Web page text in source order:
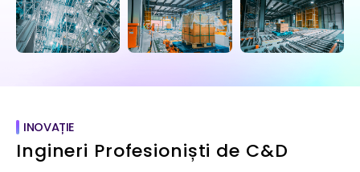
INOVAȚIE
Ingineri Profesioniști de C&D